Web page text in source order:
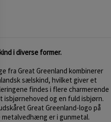
i diverse former.
fra Great Greenland kombinerer
sælskind, hvilket giver et
findes i flere charmerende
isbjørnehoved og en fuld isbjørn.
Great Greenland-logo på
er i gunmetal.